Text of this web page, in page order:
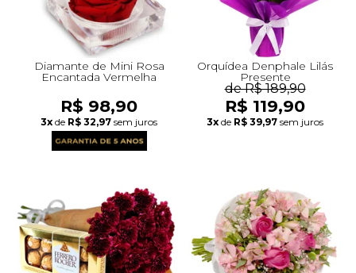
Diamante de Mini Rosa
Encantada Vermelha
R$ 98,90
3x de R$ 32,97 sem juros
Orquídea Denphale Lilás
Presente
de R$ 189,90
R$ 119,90
3x de R$ 39,97 sem juros